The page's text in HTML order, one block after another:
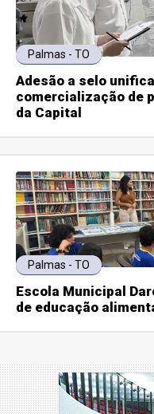
Palmas - TO
Adesão a selo
comercialização de
da Capital
Palmas - TO
Escola Municipal
de educação